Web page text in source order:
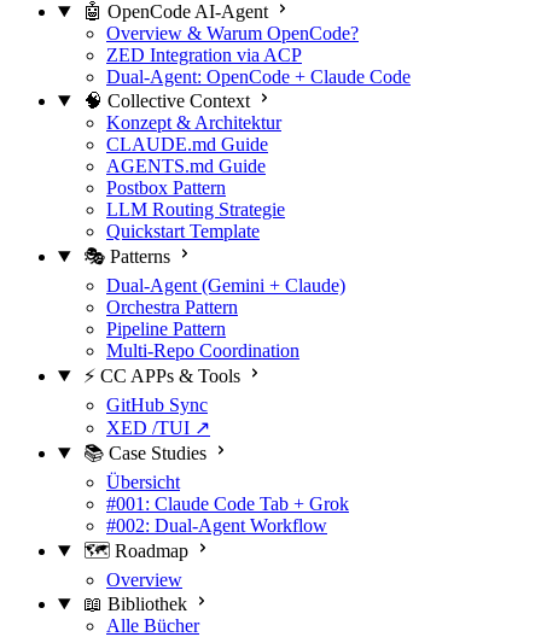
🤖 OpenCode AI-Agent
Overview & Warum OpenCode?
ZED Integration via ACP
Dual-Agent: OpenCode + Claude Code
🧠 Collective Context
Konzept & Architektur
CLAUDE.md Guide
AGENTS.md Guide
Postbox Pattern
LLM Routing Strategie
Quickstart Template
🎭 Patterns
Dual-Agent (Gemini + Claude)
Orchestra Pattern
Pipeline Pattern
Multi-Repo Coordination
⚡ CC APPs & Tools
GitHub Sync
XED /TUI ↗
📚 Case Studies
Übersicht
#001: Claude Code Tab + Grok
#002: Dual-Agent Workflow
🗺️ Roadmap
Overview
📖 Bibliothek
Alle Bücher